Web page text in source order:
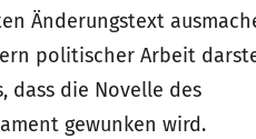
Änderungstext
politischer Arbeit
dass die Novelle des
gewunken wird.